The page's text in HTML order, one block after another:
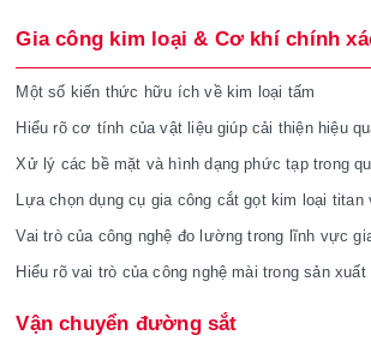
Gia công kim loại & Cơ khí chính
Một số kiến thức hữu ích về kim loại tấm
Hiểu rõ cơ tính của vật liệu giúp cải thiện hiệu
Xử lý các bề mặt và hình dạng phức tạp trong
Lựa chọn dụng cụ gia công cắt gọt kim loại titan
Vai trò của công nghệ đo lường trong lĩnh vực
Hiểu rõ vai trò của công nghệ mài trong sản xuất
Vận chuyển đường sắt